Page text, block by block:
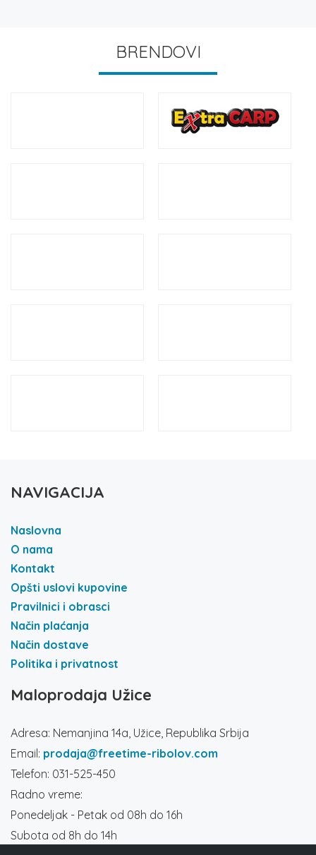
BRENDOVI
NAVIGACIJA
Naslovna
O nama
Kontakt
Opšti uslovi kupovine
Pravilnici i obrasci
Način plaćanja
Način dostave
Politika i privatnost
Maloprodaja Užice
Adresa: Nemanjina 14a, Užice, Republika Srbija
Email: prodaja@freetime-ribolov.com
Telefon: 031-525-450
Radno vreme:
Ponedeljak - Petak od 08h do 16h
Subota od 8h do 14h